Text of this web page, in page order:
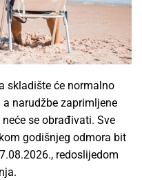
skladište će normalno
narudžbe zaprimljene
se obrađivati. Sve
godišnjeg odmora bit
redoslijedom